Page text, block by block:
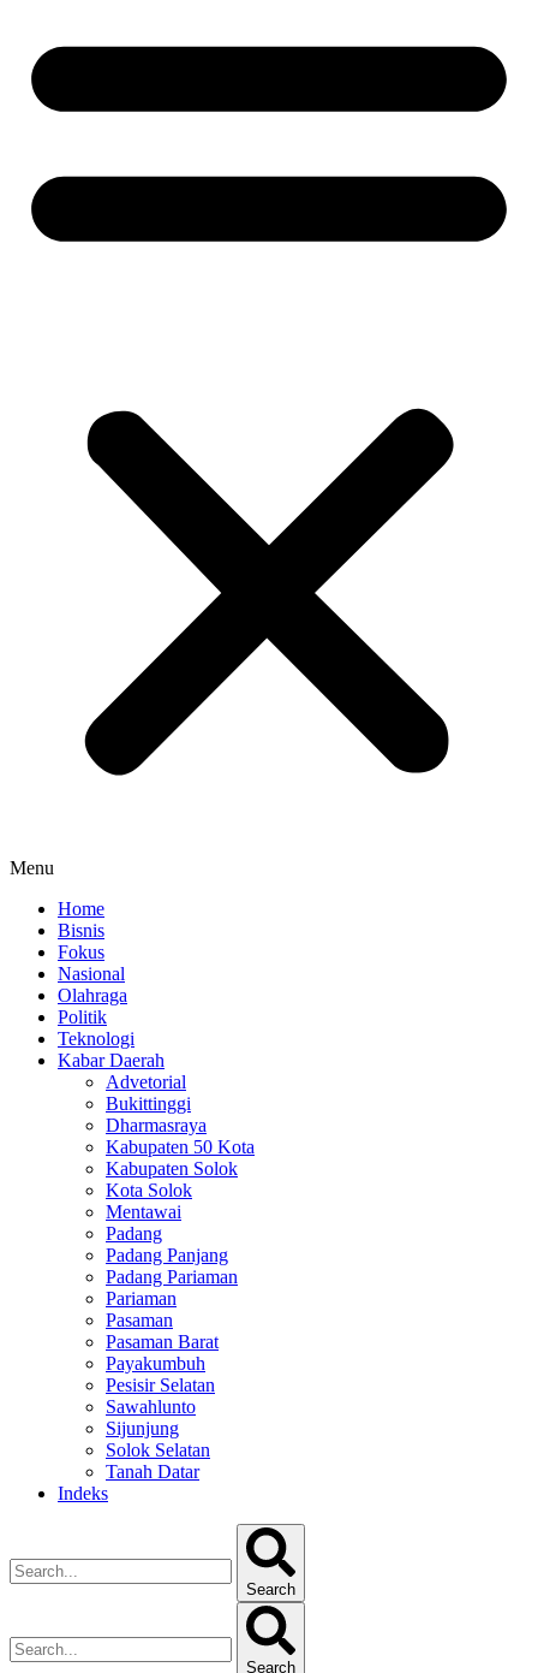
Menu
Home
Bisnis
Fokus
Nasional
Olahraga
Politik
Teknologi
Kabar Daerah
Advetorial
Bukittinggi
Dharmasraya
Kabupaten 50 Kota
Kabupaten Solok
Kota Solok
Mentawai
Padang
Padang Panjang
Padang Pariaman
Pariaman
Pasaman
Pasaman Barat
Payakumbuh
Pesisir Selatan
Sawahlunto
Sijunjung
Solok Selatan
Tanah Datar
Indeks
Search
Search